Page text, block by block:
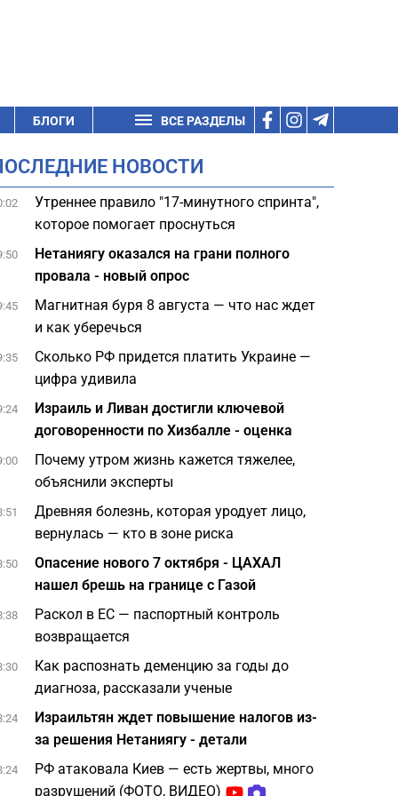
БЛОГИ ВСЕ РАЗДЕЛЫ
НОВОСТИ
Утреннее правило "17-минутного спринта",
которое помогает проснуться
Нетаниягу оказался на грани полного
провала - новый опрос
Магнитная буря 8 августа — что нас ждет
и как уберечься
Сколько РФ придется платить Украине —
цифра удивила
Израиль и Ливан достигли ключевой
договоренности по Хизбалле - оценка
Почему утром жизнь кажется тяжелее,
объяснили эксперты
Древняя болезнь, которая уродует лицо,
вернулась — кто в зоне риска
Опасение нового 7 октября - ЦАХАЛ
нашел брешь на границе с Газой
Раскол в ЕС — паспортный контроль
возвращается
Как распознать деменцию за годы до
диагноза, рассказали ученые
Израильтян ждет повышение налогов из-
за решения Нетаниягу - детали
РФ атаковала Киев — есть жертвы, много
разрушений (ФОТО, ВИДЕО)